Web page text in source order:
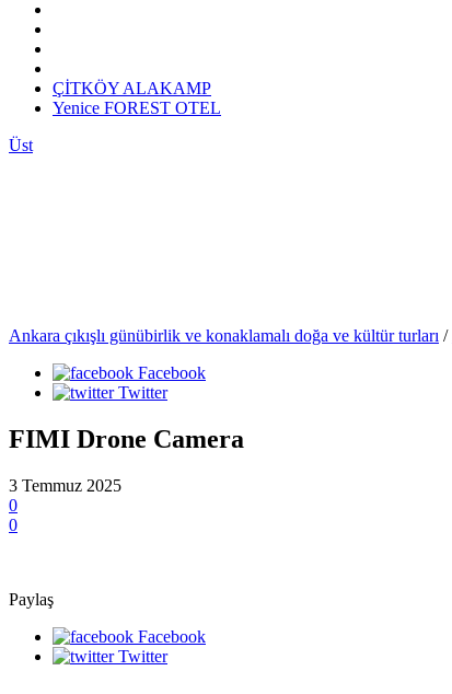
ÇİTKÖY ALAKAMP
Yenice FOREST OTEL
Üst
Ankara çıkışlı günübirlik ve konaklamalı doğa ve kültür turları /
Facebook
Twitter
FIMI Drone Camera
3 Temmuz 2025
0
0
Paylaş
Facebook
Twitter